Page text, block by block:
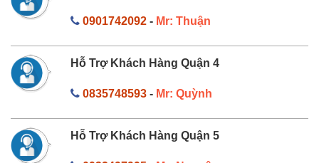
0901742092- Mr: Thuận
Hỗ Trợ Khách Hàng Quận 4
0835748593- Mr: Quỳnh
Hỗ Trợ Khách Hàng Quận 5